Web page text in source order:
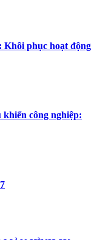
Khôi phục hoạt động
công nghiệp: